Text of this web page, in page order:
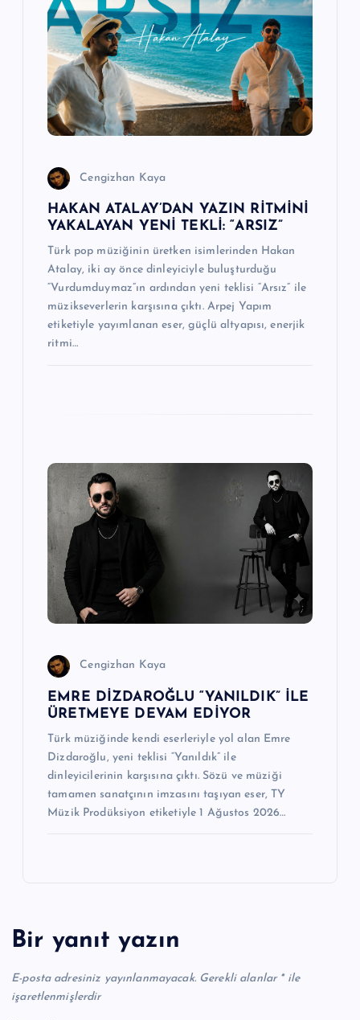
Cengizhan Kaya
HAKAN ATALAY’DAN YAZIN RİTMİNİ
YAKALAYAN YENİ TEKLİ: “ARSIZ”
Türk pop müziğinin üretken isimlerinden Hakan
Atalay, iki ay önce dinleyiciyle buluşturduğu
“Vurdumduymaz”ın ardından yeni teklisi “Arsız” ile
müzikseverlerin karşısına çıktı. Arpej Yapım
etiketiyle yayımlanan eser, güçlü altyapısı, enerjik
ritmi…
Cengizhan Kaya
EMRE DİZDAROĞLU “YANILDIK” İLE
ÜRETMEYE DEVAM EDİYOR
Türk müziğinde kendi eserleriyle yol alan Emre
Dizdaroğlu, yeni teklisi “Yanıldık” ile
dinleyicilerinin karşısına çıktı. Sözü ve müziği
tamamen sanatçının imzasını taşıyan eser, TY
Müzik Prodüksiyon etiketiyle 1 Ağustos 2026…
Bir yanıt yazın
E-posta adresiniz yayınlanmayacak. Gerekli alanlar *ile
işaretlenmişlerdir